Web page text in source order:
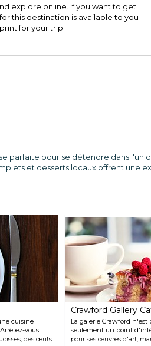
explore online. If you want to get
this destination is available to you
for your trip.​
parfaite pour se détendre dans
et desserts locaux offrent une
cuisine
vous
des œufs
Crawford Gallery
La galerie Crawford n'est
seulement un point
pour ses œuvres d'art,